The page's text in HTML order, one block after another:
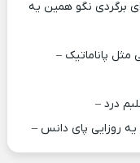
برگردی نگو همین یه
مثل پاناماتیک –
درد –
روزایی پای دانس –